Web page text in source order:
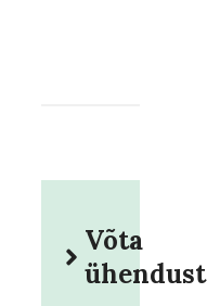
Võta
ühendust